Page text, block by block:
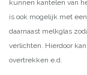
kunnen kantelen van
is ook mogelijk met
daarnaast melkglas
verlichten. Hierdoor
overtrekken e.d.